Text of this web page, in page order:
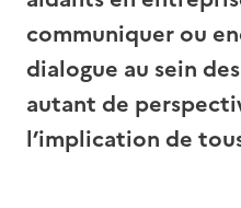
communiquer ou
dialogue au sein
autant de
l’implication de